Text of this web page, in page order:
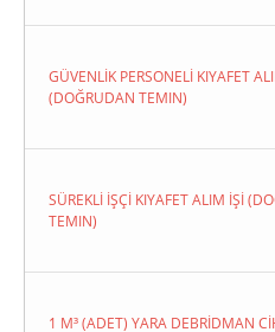
GÜVENLİK PERSONELİ KIYAFET
(DOĞRUDAN TEMIN)
SÜREKLİ İŞÇİ KIYAFET ALIM İŞİ
TEMIN)
1 M³ (ADET) YARA DEBRİDMAN